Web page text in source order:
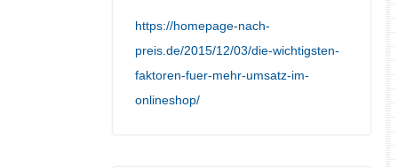
https://homepage-nach-
preis.de/2015/12/03/die-wichtigsten-
faktoren-fuer-mehr-umsatz-im-
onlineshop/